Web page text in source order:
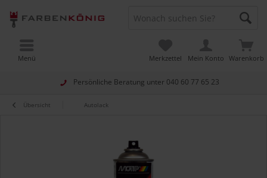
Persönliche Beratung unter 040 60 77 65 23
Warenkorb
Merkzettel Mein Konto
Menü
Übersicht Autolack